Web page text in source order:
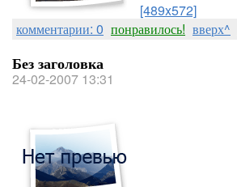
[489x572]
комментарии: 0 понравилось! вверх^
Без заголовка
24-02-2007 13:31